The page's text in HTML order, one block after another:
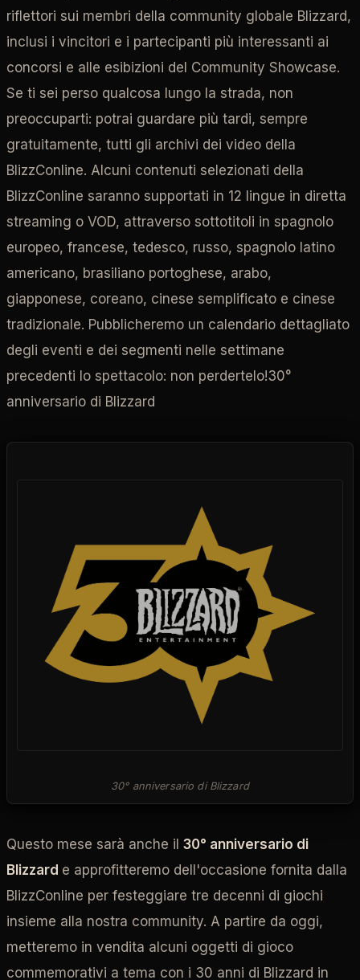
riflettori sui membri della community globale Blizzard,
inclusi i vincitori e i partecipanti più interessanti ai
concorsi e alle esibizioni del Community Showcase.
Se ti sei perso qualcosa lungo la strada, non
preoccuparti: potrai guardare più tardi, sempre
gratuitamente, tutti gli archivi dei video della
BlizzConline. Alcuni contenuti selezionati della
BlizzConline saranno supportati in 12 lingue in diretta
streaming o VOD, attraverso sottotitoli in spagnolo
europeo, francese, tedesco, russo, spagnolo latino
americano, brasiliano portoghese, arabo,
giapponese, coreano, cinese semplificato e cinese
tradizionale. Pubblicheremo un calendario dettagliato
degli eventi e dei segmenti nelle settimane
precedenti lo spettacolo: non perdertelo!30°
anniversario di Blizzard
30° anniversario di Blizzard
Questo mese sarà anche il 30° anniversario di
Blizzard e approfitteremo dell'occasione fornita dalla
BlizzConline per festeggiare tre decenni di giochi
insieme alla nostra community. A partire da oggi,
metteremo in vendita alcuni oggetti di gioco
commemorativi a tema con i 30 anni di Blizzard in